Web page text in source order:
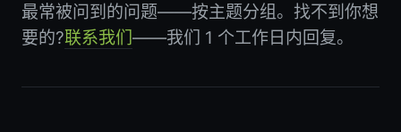
最常被问到的问题——按主题分组。找不到你想
要的?联系我们——我们 1 个工作日内回复。